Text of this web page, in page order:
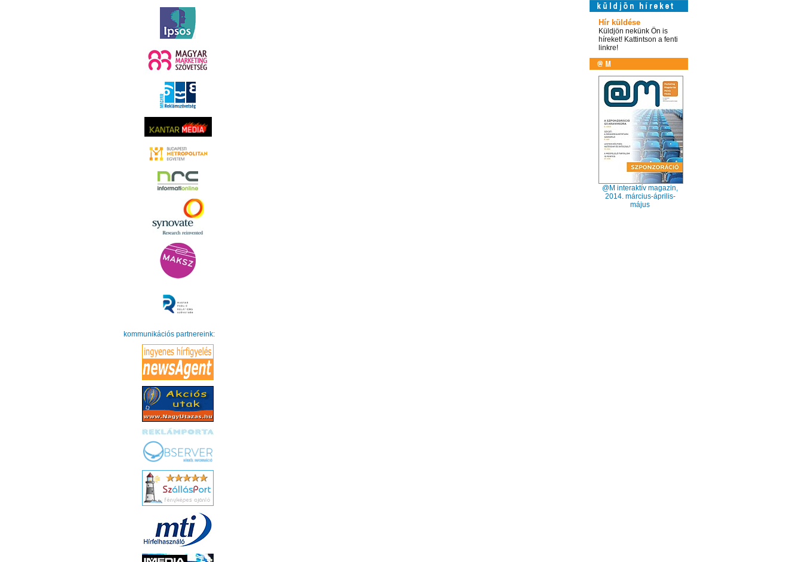
kommunikációs partnereink:
Hír küldése
Küldjön nekünk Ön is
híreket! Kattintson a fenti
linkre!
@M interaktív magazin,
2014. március-április-
május